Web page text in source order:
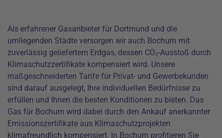
Als erfahrener Gasanbieter für Dortmund und die
umliegenden Städte versorgen wir auch Bochum mit
zuverlässig geliefertem Erdgas, dessen CO₂-Ausstoß durch
Klimaschutzzertifikate kompensiert wird. Unsere
maßgeschneiderten Tarife für Privat- und Gewerbekunden
sind darauf ausgelegt, Ihre individuellen Bedürfnisse zu
erfüllen und Ihnen die besten Konditionen zu bieten. Das
Gas für Bochum wird dabei durch den Ankauf anerkannter
Emissionszertifikate aus Klimaschutzprojekten
klimafreundlich kompensiert. In Bochum profitieren Sie